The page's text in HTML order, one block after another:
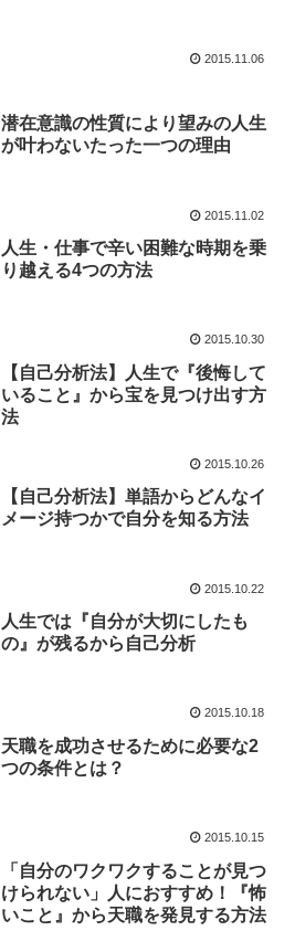
2015.11.06
潜在意識の性質により望みの人生
が叶わないたった一つの理由
2015.11.02
人生・仕事で辛い困難な時期を乗
り越える4つの方法
2015.10.30
【自己分析法】人生で『後悔して
いること』から宝を見つけ出す方
法
2015.10.26
【自己分析法】単語からどんなイ
メージ持つかで自分を知る方法
2015.10.22
人生では『自分が大切にしたも
の』が残るから自己分析
2015.10.18
天職を成功させるために必要な2
つの条件とは？
2015.10.15
「自分のワクワクすることが見つ
けられない」人におすすめ！『怖
いこと』から天職を発見する方法